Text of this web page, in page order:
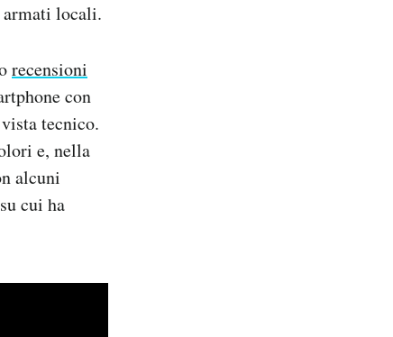
armati locali.
recensioni
con
tecnico.
e, nella
alcuni
cui ha